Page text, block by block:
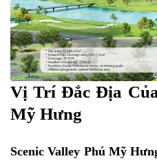
Vị Trí Đắc Địa Của
Mỹ Hưng
Scenic Valley Phú Mỹ